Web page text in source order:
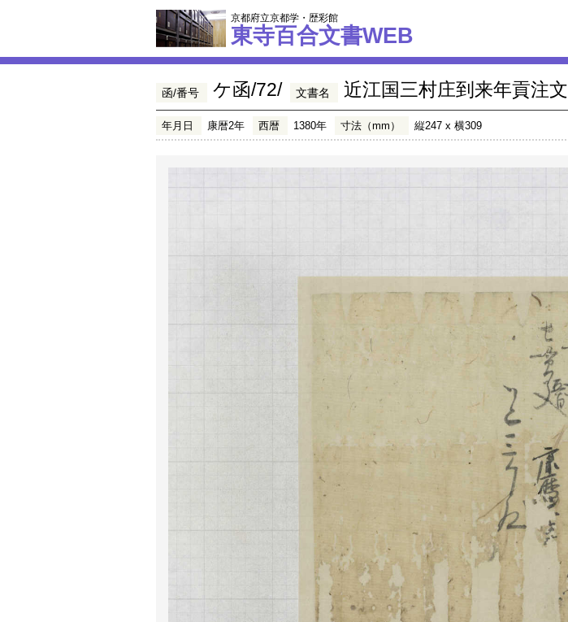
京都府立京都学・歴彩館
東寺百合文書WEB
函/番号 ケ函/72/ 文書名 近江国三村庄到来年貢注文
年月日 康暦2年 西暦 1380年 寸法（mm） 縦247 x 横309